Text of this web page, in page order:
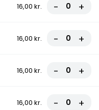
16,00 kr. - +
16,00 kr. - +
16,00 kr. - +
16,00 kr. - +